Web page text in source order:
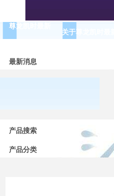
尊龙凯时最新
关于尊龙凯时最新
最新消息
产品搜索
产品分类